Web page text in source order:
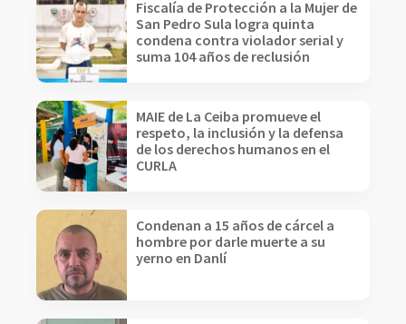
Fiscalía de Protección a la Mujer de
San Pedro Sula logra quinta
condena contra violador serial y
suma 104 años de reclusión
MAIE de La Ceiba promueve el
respeto, la inclusión y la defensa
de los derechos humanos en el
CURLA
Condenan a 15 años de cárcel a
hombre por darle muerte a su
yerno en Danlí